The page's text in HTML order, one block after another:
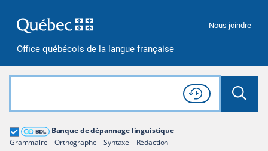
Office québécois de la langue française
Nous joindre
Rechercher dans tout le site
Lancer
Consulter l'
Historique
de recherche
Banque de dépannage linguistique
Grammaire – Orthographe – Syntaxe – Rédaction
Grand dictionnaire terminologique
Restreindre aux termes